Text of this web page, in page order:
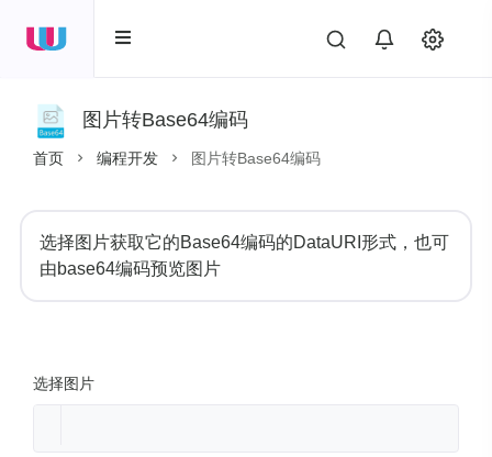
图片转Base64编码
首页 编程开发 图片转Base64编码
选择图片获取它的Base64编码的DataURI形式，也可
由base64编码预览图片
选择图片